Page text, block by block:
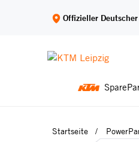
Offizieller
Startseite